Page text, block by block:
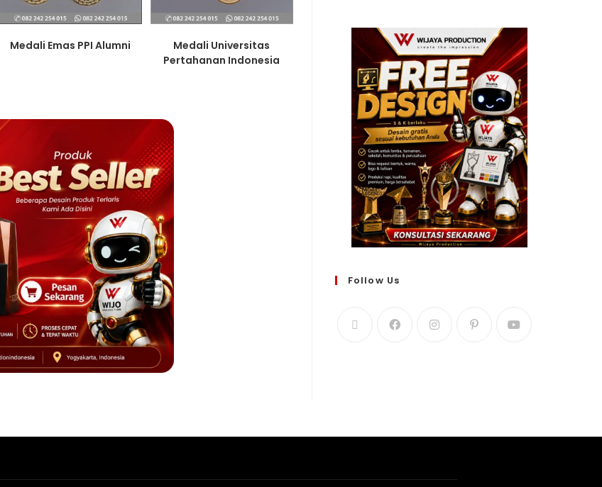
Medali Emas PPI Alumni
Medali Universitas
Pertahanan Indonesia
Follow Us
Create The Impression